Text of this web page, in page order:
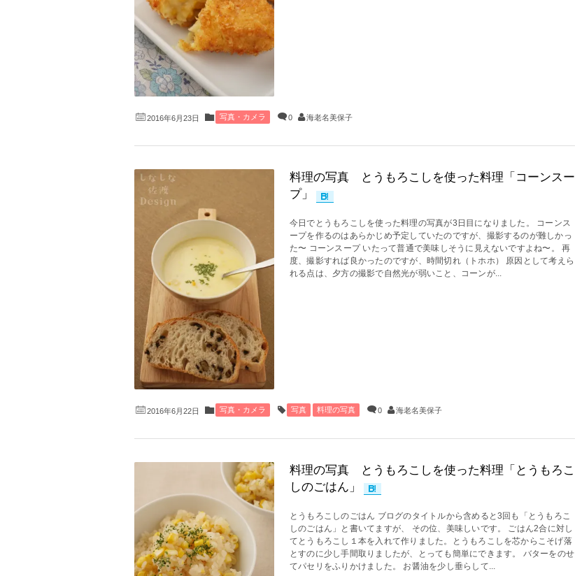
2016年6月23日 写真・カメラ 0 海老名美保子
料理の写真 とうもろこしを使った料理「コーンスー
プ」
今日でとうもろこしを使った料理の写真が3日目になりました。 コーンス
ープを作るのはあらかじめ予定していたのですが、撮影するのが難しかっ
た〜 コーンスープ いたって普通で美味しそうに見えないですよね〜。 再
度、撮影すれば良かったのですが、時間切れ（トホホ） 原因として考えら
れる点は、夕方の撮影で自然光が弱いこと、コーンが...
2016年6月22日 写真・カメラ 写真 料理の写真 0 海老名美保子
料理の写真 とうもろこしを使った料理「とうもろこ
しのごはん」
とうもろこしのごはん ブログのタイトルから含めると3回も「とうもろこ
しのごはん」と書いてますが、 その位、美味しいです。 ごはん2合に対し
てとうもろこし１本を入れて作りました。とうもろこしを芯からこそげ落
とすのに少し手間取りましたが、とっても簡単にできます。 バターをのせ
てパセリをふりかけました。 お醤油を少し垂らして...